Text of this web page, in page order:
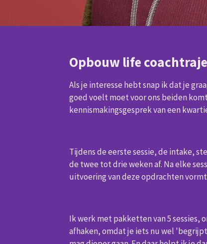
Opbouw life
Als je interesse hebt snap ik dat je
goed voelt moet voor ons beiden
kennismakingsgesprek van een
Tijdens de eerste sessie, de intake,
de twee tot drie weken af. Na elke
uitvoering van deze opdrachten
Ik werk met pakketten van 5 sessies,
afhaken, omdat je iets nu wel